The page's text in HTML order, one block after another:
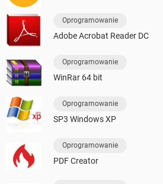
Oprogramowanie
Adobe Acrobat Reader DC
Oprogramowanie
WinRar 64 bit
Oprogramowanie
SP3 Windows XP
Oprogramowanie
PDF Creator